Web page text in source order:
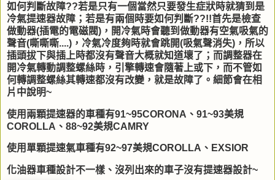
如何判斷故障??若是只有一個當然只要發生症狀時就猜到是
冷氣提速器故障；若是有兩個時要如何判斷??!!首先是檢查
做動器(插電的電磁閥)，開冷氣時會聽到做動器有空氣吸氣的
聲音(嘶嘶嘶....)，冷氣冷度夠時就會跳開(吸氣聲消失)，所以
插頭拔下與插上時都沒有聲音大概就知道壞了；而調整器在
開冷氣轉動調整螺絲時，引擎轉速會隨著上或下，而不管如
何轉調整螺絲其轉速都沒有改變，就是故障了。細節會在相
片中說明~
使用兩顆提速器的車種有91~95CORONA、91~93美規
COROLLA、88~92美規CAMRY
使用單顆提速氣車種有92~97美規COROLLA、EXSIOR
化油器車種設計不一樣、沒列出來的車子沒有提速器設計~